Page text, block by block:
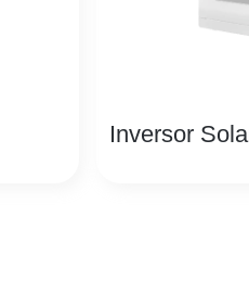
Inversor